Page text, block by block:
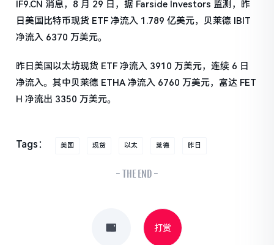
IF9.CN 消息，8 月 29 日，据 Farside Investors 监测，昨
日美国比特币现货 ETF 净流入 1.789 亿美元，贝莱德 IBIT
净流入 6370 万美元。
昨日美国以太坊现货 ETF 净流入 3910 万美元，连续 6 日
净流入。其中贝莱德 ETHA 净流入 6760 万美元，富达 FET
H 净流出 3350 万美元。
Tags： 美国 现货 以太 莱德 昨日
- THE END -
打赏